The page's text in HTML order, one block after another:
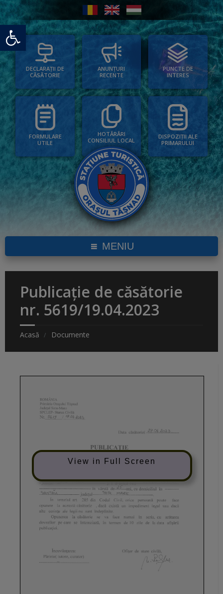
Deschide bara de unelte
DECLARAȚII DE
CĂSĂTORIE
ANUNȚURI
RECENTE
PUNCTE DE
INTERES
FORMULARE
UTILE
HOTĂRÂRI
CONSILIUL LOCAL
DISPOZIȚII ALE
PRIMARULUI
MENIU
Publicație de căsătorie
nr. 5619/19.04.2023
Acasă Documente
View in Full Screen